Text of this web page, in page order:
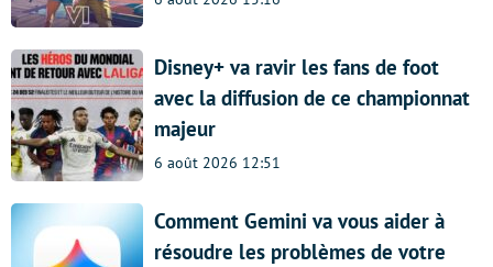
Disney+ va ravir les fans de foot
avec la diffusion de ce championnat
majeur
6 août 2026 12:51
Comment Gemini va vous aider à
résoudre les problèmes de votre